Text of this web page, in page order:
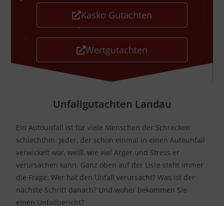
Kasko Gutachten
Wertgutachten
Unfallgutachten Landau
Ein Autounfall ist für viele Menschen der Schrecken
schlechthin. Jeder, der schon einmal in einen Autounfall
verwickelt war, weiß, wie viel Ärger und Stress er
verursachen kann. Ganz oben auf der Liste steht immer
die Frage: Wer hat den Unfall verursacht? Was ist der
nächste Schritt danach? Und woher bekommen Sie
einen Unfallbericht?